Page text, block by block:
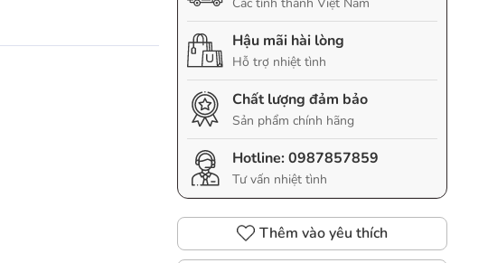
Hậu mãi hài lòng
Hỗ trợ nhiệt tình
Chất lượng đảm bảo
Sản phẩm chính hãng
Hotline:0987857859
Tư vấn nhiệt tình
Thêm vào yêu thích